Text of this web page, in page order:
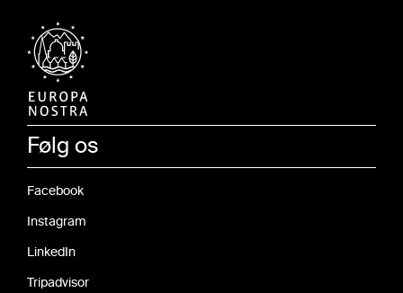
Følg os
Facebook
Instagram
LinkedIn
Tripadvisor